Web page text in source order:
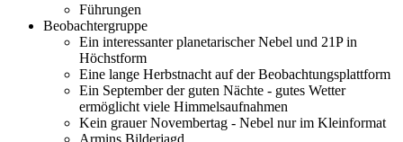
Führungen
Beobachtergruppe
Ein interessanter planetarischer Nebel und 21P in
Höchstform
Eine lange Herbstnacht auf der Beobachtungsplattform
Ein September der guten Nächte - gutes Wetter
ermöglicht viele Himmelsaufnahmen
Kein grauer Novembertag - Nebel nur im Kleinformat
Armins Bilderjagd